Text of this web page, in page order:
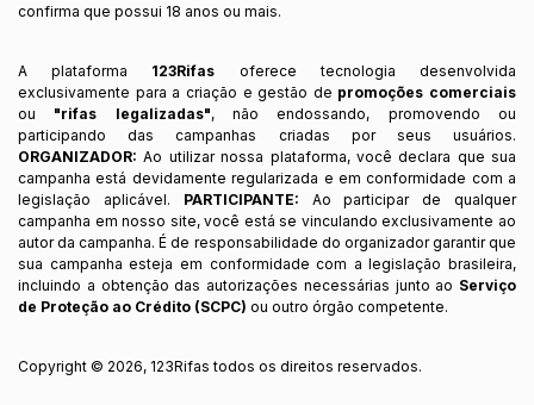
confirma que possui 18 anos ou mais.
A plataforma 123Rifas oferece tecnologia desenvolvida
exclusivamente para a criação e gestão de promoções comerciais
ou "rifas legalizadas", não endossando, promovendo ou
participando das campanhas criadas por seus usuários.
ORGANIZADOR: Ao utilizar nossa plataforma, você declara que sua
campanha está devidamente regularizada e em conformidade com a
legislação aplicável. PARTICIPANTE: Ao participar de qualquer
campanha em nosso site, você está se vinculando exclusivamente ao
autor da campanha. É de responsabilidade do organizador garantir que
sua campanha esteja em conformidade com a legislação brasileira,
incluindo a obtenção das autorizações necessárias junto ao Serviço
de Proteção ao Crédito (SCPC) ou outro órgão competente.
Copyright © 2026, 123Rifas todos os direitos reservados.